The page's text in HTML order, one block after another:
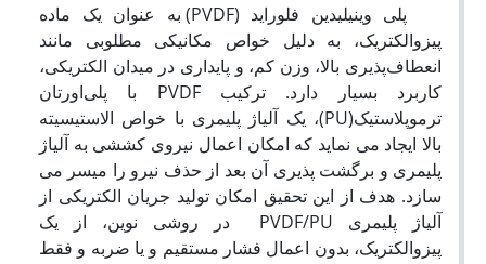
پلی وینیلیدین فلوراید (PVDF) به عنوان یک ماده
پیزوالکتریک، به دلیل خواص مکانیکی مطلوبی مانند
انعطاف‌پذیری بالا، وزن کم، و پایداری در میدان الکتریکی،
کاربرد بسیار دارد. ترکیب PVDF با پلی‌اورتان
ترموپلاستیک(PU)، یک آلیاژ پلیمری با خواص الاستیسیته
بالا ایجاد می نماید که امکان اعمال نیروی کششی به آلیاژ
پلیمری و برگشت پذیری آن بعد از حذف نیرو را میسر می
سازد. هدف از این تحقیق امکان تولید جریان الکتریکی از
آلیاژ پلیمری PVDF/PU در روشی نوین، از یک
پیزوالکتریک، بدون اعمال فشار مستقیم و یا ضربه و فقط